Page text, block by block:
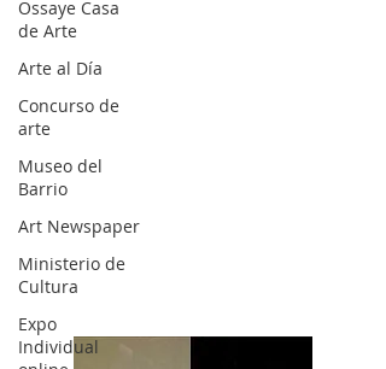
Ossaye Casa
de Arte
Arte al Día
Concurso de
arte
Museo del
Barrio
Art Newspaper
Ministerio de
Cultura
Expo
Individual